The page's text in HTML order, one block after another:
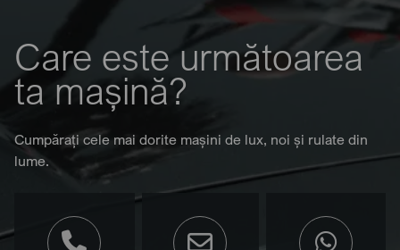
Care este următoarea
ta mașină?
Cumpărați cele mai dorite mașini de lux, noi și rulate din
lume.